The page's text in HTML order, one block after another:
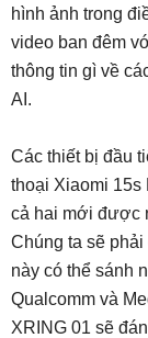
hình ảnh trong
video ban đêm
thông tin gì về
AI.
Các thiết bị đầu
thoại Xiaomi 15s
cả hai mới được
Chúng ta sẽ
này có thể sánh
Qualcomm và
XRING 01 sẽ